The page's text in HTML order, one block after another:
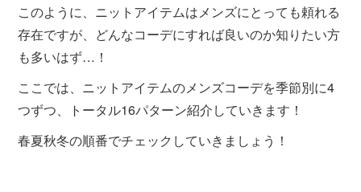
このように、ニットアイテムはメンズにとっても頼れる
存在ですが、どんなコーデにすれば良いのか知りたい方
も多いはず…！
ここでは、ニットアイテムのメンズコーデを季節別に4
つずつ、トータル16パターン紹介していきます！
春夏秋冬の順番でチェックしていきましょう！